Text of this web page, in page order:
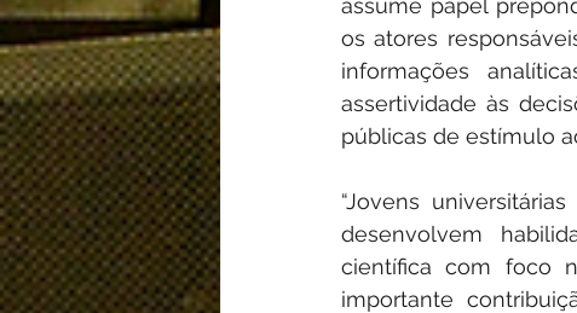
assume papel
os atores
informações
assertividade às
públicas de estímulo
“Jovens
desenvolvem
científica com foco
importante